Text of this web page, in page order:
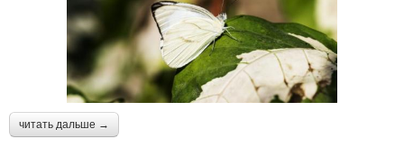
читать дальше →